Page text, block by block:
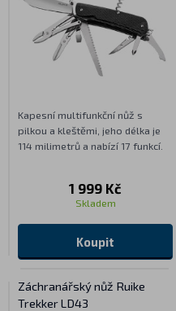
Kapesní multifunkční nůž s
pilkou a kleštěmi, jeho délka je
114 milimetrů a nabízí 17 funkcí.
1 999 Kč
Skladem
Koupit
Záchranářský nůž Ruike
Trekker LD43